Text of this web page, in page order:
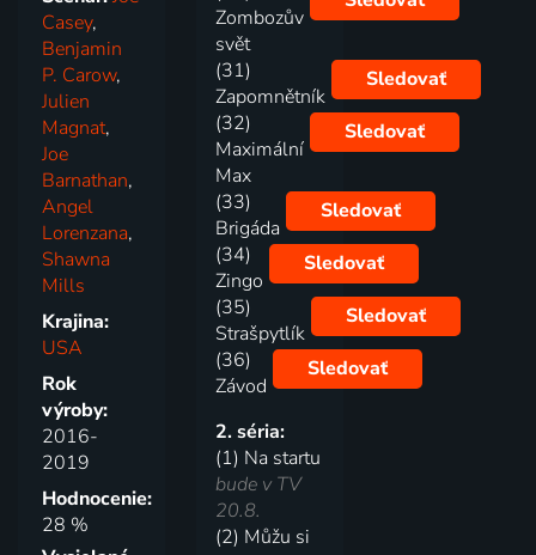
Casey,
Benjamin
P. Carow,
Julien
Magnat,
Joe
Barnathan,
Angel
Lorenzana,
Shawna
Mills
Krajina:
USA
Rok
výroby:
2016-
2019
Hodnocenie:
28 %
Zombozův
svět
(31)
Zapomnětník
Sledovať
(32)
Maximální
Max
Sledovať
(33)
Brigáda
Sledovať
(34)
Zingo
Sledovať
(35)
Strašpytlík
Sledovať
(36)
Závod
Sledovať
2. séria:
(1) Na startu
bude v TV
20.8.
(2) Můžu si